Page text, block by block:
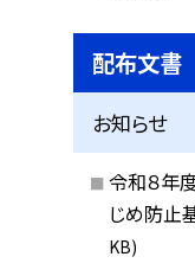
配布文書
お知らせ
令和８
じめ防止
KB)